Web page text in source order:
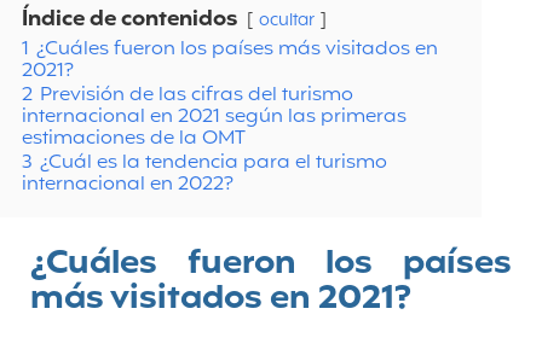
Índice de contenidos ocultar
1 ¿Cuáles fueron los países más visitados en
2021?
2 Previsión de las cifras del turismo
internacional en 2021 según las primeras
estimaciones de la OMT
3 ¿Cuál es la tendencia para el turismo
internacional en 2022?
¿Cuáles fueron los países
más visitados en 2021?